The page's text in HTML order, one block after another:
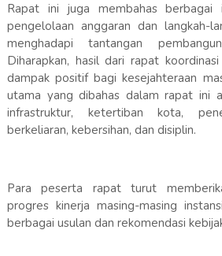
Rapat ini juga membahas berbagai
pengelolaan anggaran dan langkah-
menghadapi tantangan
Diharapkan, hasil dari rapat
dampak positif bagi kesejahteraan
utama yang dibahas dalam rapat ini
infrastruktur, ketertiban kota,
berkeliaran, kebersihan, dan disiplin.
Para peserta rapat turut
progres kinerja masing-masing
berbagai usulan dan rekomendasi